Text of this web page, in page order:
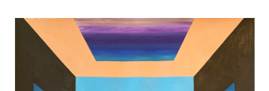
Пространство Ады